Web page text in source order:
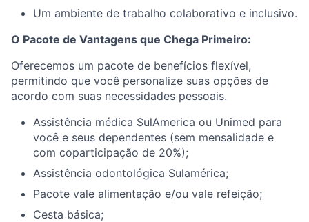
Um ambiente de trabalho colaborativo e inclusivo.
O Pacote de Vantagens que Chega Primeiro:
Oferecemos um pacote de benefícios flexível,
permitindo que você personalize suas opções de
acordo com suas necessidades pessoais.
Assistência médica SulAmerica ou Unimed para
você e seus dependentes (sem mensalidade e
com coparticipação de 20%);
Assistência odontológica Sulamérica;
Pacote vale alimentação e/ou vale refeição;
Cesta básica;